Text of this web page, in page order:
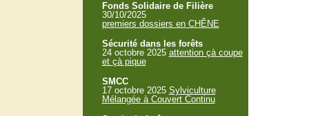
Fonds Solidaire de Filière
30/10/2025
premiers dossiers en CHÊNE
Sécurité dans les forêts
24 octobre 2025 attention çà coupe
et çà pique
SMCC
17 octobre 2025 Sylviculture
Mélangée à Couvert Continu